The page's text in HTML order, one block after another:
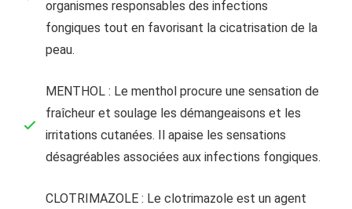
organismes responsables des infections
fongiques tout en favorisant la cicatrisation de la
peau.
MENTHOL : Le menthol procure une sensation de
fraîcheur et soulage les démangeaisons et les
irritations cutanées. Il apaise les sensations
désagréables associées aux infections fongiques.
CLOTRIMAZOLE : Le clotrimazole est un agent